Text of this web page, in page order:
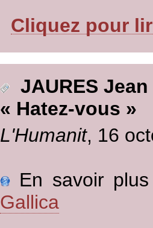
Cliquez pour
JAURES Jean
« Hatez-vous »
L'Humanit, 16
En savoir
Gallica